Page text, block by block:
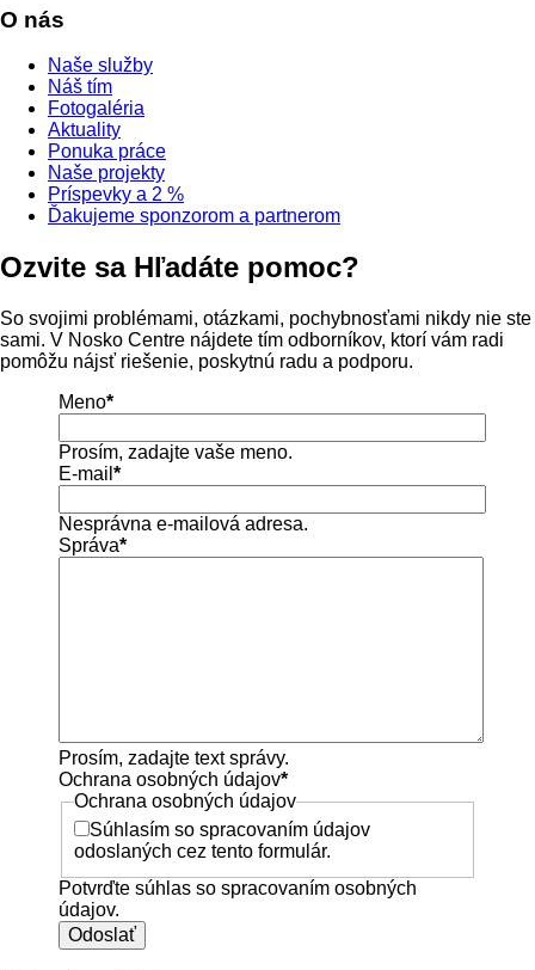
O nás
Naše služby
Náš tím
Fotogaléria
Aktuality
Ponuka práce
Naše projekty
Príspevky a 2 %
Ďakujeme sponzorom a partnerom
Ozvite saHľadáte pomoc?
So svojimi problémami, otázkami, pochybnosťami nikdy nie ste
sami. V Nosko Centre nájdete tím odborníkov, ktorí vám radi
pomôžu nájsť riešenie, poskytnú radu a podporu.
Meno*
Prosím, zadajte vaše meno.
E-mail *
Nesprávna e-mailová adresa.
Správa*
Prosím, zadajte text správy.
Ochrana osobných údajov*
Ochrana osobných údajov
Súhlasím so spracovaním údajov
odoslaných cez tento formulár.
Potvrďte súhlas so spracovaním osobných
údajov.
Odoslať